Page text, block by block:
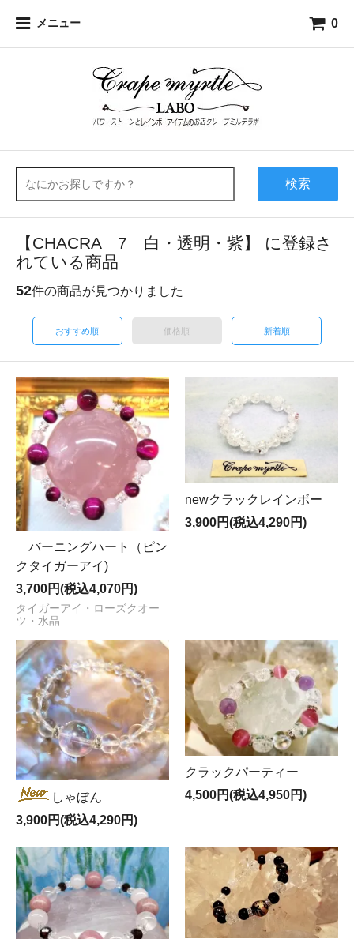
メニュー 0
検索
【CHACRA 7 白・透明・紫】 に登録さ
れている商品
52件の商品が見つかりました
おすすめ順 価格順 新着順
バーニングハート（ピン
クタイガーアイ)
3,700円(税込4,070円)
タイガーアイ・ローズクオー
ツ・水晶
newクラックレインボー
3,900円(税込4,290円)
しゃぼん
3,900円(税込4,290円)
クラックパーティー
4,500円(税込4,950円)